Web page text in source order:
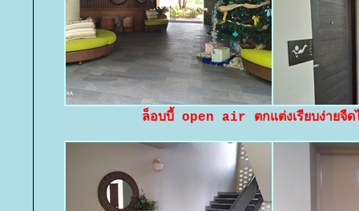
ล็อบบี้ open air ตกแต่งเรียบง่ายจื